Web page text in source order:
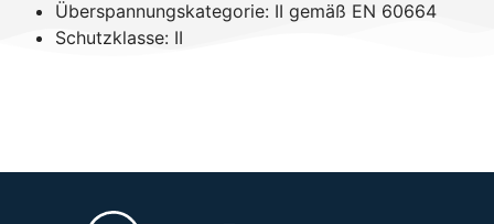
Überspannungskategorie: II gemäß EN 60664
Schutzklasse: II